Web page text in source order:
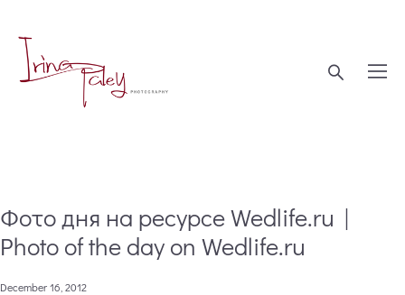
December 16, 2012
Фото дня на ресурсе Wedlife.ru |
Photo of the day on Wedlife.ru